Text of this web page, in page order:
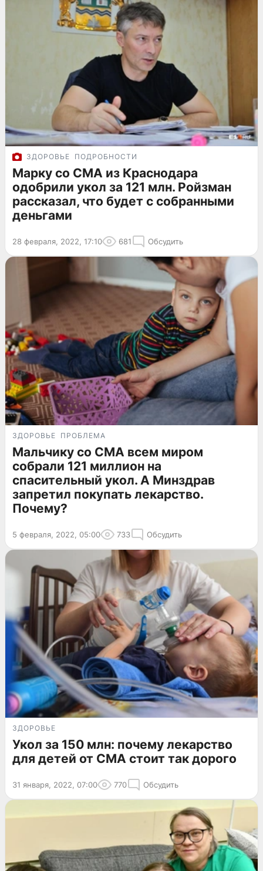
ЗДОРОВЬЕ ПОДРОБНОСТИ
Марку со СМА из Краснодара
одобрили укол за 121 млн. Ройзман
рассказал, что будет с собранными
деньгами
28 февраля, 2022, 17:10 681 Обсудить
ЗДОРОВЬЕ ПРОБЛЕМА
Мальчику со СМА всем миром
собрали 121 миллион на
спасительный укол. А Минздрав
запретил покупать лекарство.
Почему?
5 февраля, 2022, 05:00 733 Обсудить
ЗДОРОВЬЕ
Укол за 150 млн: почему лекарство
для детей от СМА стоит так дорого
31 января, 2022, 07:00 770 Обсудить